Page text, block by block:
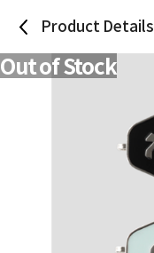
Product Details
Out of Stock